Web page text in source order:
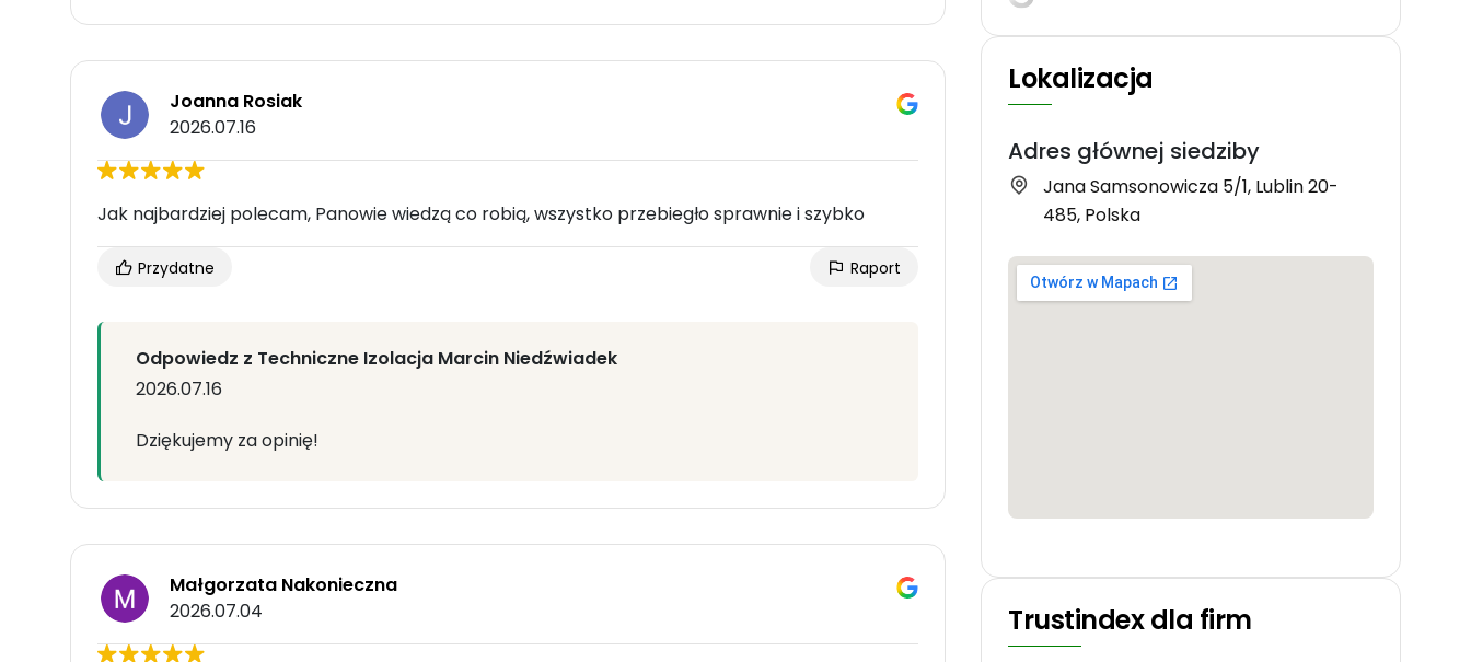
Joanna Rosiak
2026.07.16
Jak najbardziej polecam, Panowie wiedzą co robią, wszystko przebiegło sprawnie i szybko
Przydatne Raport
Odpowiedz z Techniczne Izolacja Marcin Niedźwiadek
2026.07.16
Dziękujemy za opinię!
Małgorzata Nakonieczna
2026.07.04
Lokalizacja
Adres głównej siedziby
Jana Samsonowicza 5/1, Lublin 20-
485, Polska
Trustindex dla firm